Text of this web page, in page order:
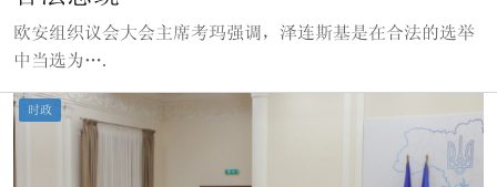
欧安组织议会大会主席考玛强调，泽连斯基是在合法的选举
中当选为….
时政